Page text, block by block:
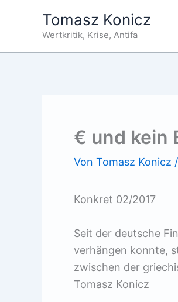
Tomasz Konicz
Wertkritik, Krise, Antifa
€ und kein
Von Tomasz Konicz /
Konkret 02/2017
Seit der deutsche
verhängen konnte,
zwischen der
Tomasz Konicz